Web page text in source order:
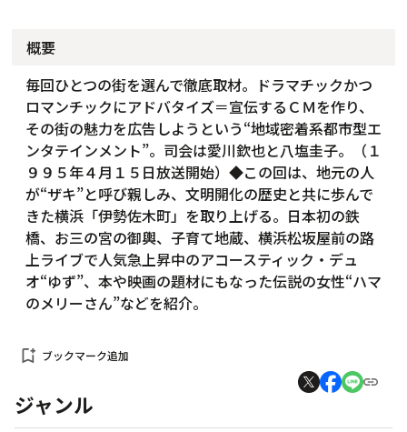
概要
毎回ひとつの街を選んで徹底取材。ドラマチックかつ
ロマンチックにアドバタイズ＝宣伝するＣＭを作り、
その街の魅力を広告しようという“地域密着系都市型エ
ンタテインメント”。司会は愛川欽也と八塩圭子。（１
９９５年４月１５日放送開始）◆この回は、地元の人
が“ザキ”と呼び親しみ、文明開化の歴史と共に歩んで
きた横浜「伊勢佐木町」を取り上げる。日本初の鉄
橋、お三の宮の御輿、子育て地蔵、横浜松坂屋前の路
上ライブで人気急上昇中のアコースティック・デュ
オ“ゆず”、本や映画の題材にもなった伝説の女性“ハマ
のメリーさん”などを紹介。
bookmark_add ブックマーク追加
ジャンル